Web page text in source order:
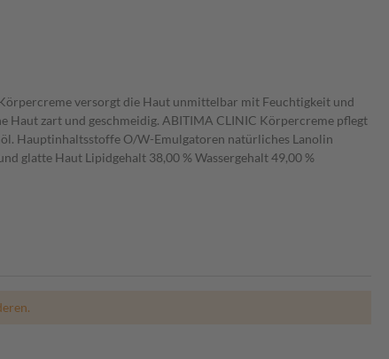
versorgt die Haut unmittelbar mit Feuchtigkeit und
Haut zart und geschmeidig. ABITIMA CLINIC Körpercreme pflegt
Hauptinhaltsstoffe O/W-Emulgatoren natürliches Lanolin
glatte Haut Lipidgehalt 38,00 % Wassergehalt 49,00 %